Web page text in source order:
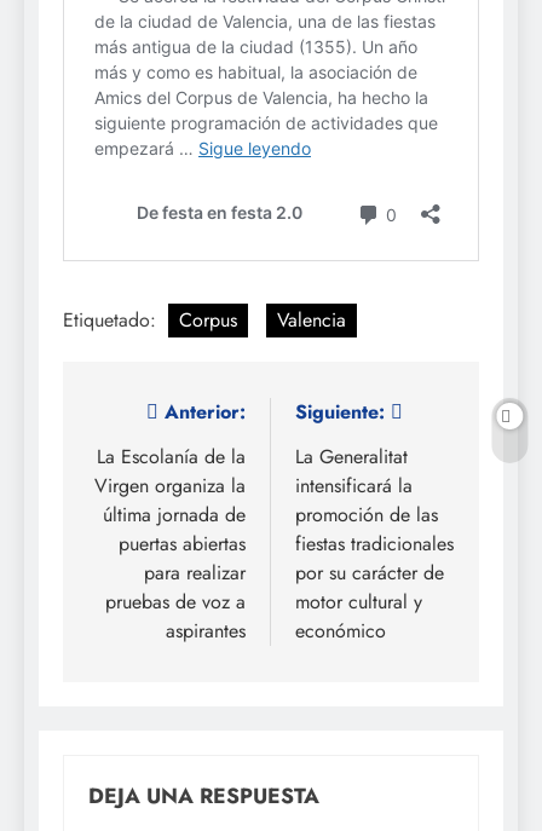
Etiquetado: Corpus Valencia
Navegación
de
entradas
Anterior:
La Escolanía de la
Virgen organiza la
última jornada de
puertas abiertas
para realizar
pruebas de voz a
aspirantes
Siguiente:
La Generalitat
intensificará la
promoción de las
fiestas tradicionales
por su carácter de
motor cultural y
económico
DEJA UNA RESPUESTA